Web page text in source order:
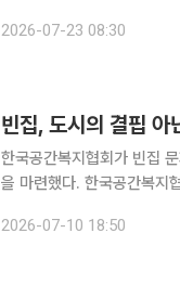
되며 10억5000만원(132%)
2026-07-23 08:30
빈집, 도시의 결핍 아
한국공간복지협회가 빈집
을 마련했다. 한국공간복지협회는 지난 9일 부산 수영구 남천동 도모헌 ‘다함’에서 부산시와 공동으
유휴공간이 아닌 지역 활성
2026-07-10 18:50